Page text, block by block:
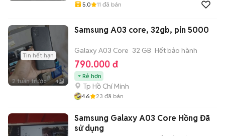
5.0 11 đã bán
Tin hết hạn
2 tuần trước 4
Samsung A03 core, 32gb, pin 5000
Galaxy A03 Core 32 GB Hết bảo hành
790.000 đ
Rẻ hơn
Tp Hồ Chí Minh
4.6 23 đã bán
Samsung Galaxy A03 Core Hồng Đã
sử dụng